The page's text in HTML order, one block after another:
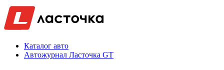
Каталог авто
Автожурнал Ласточка GT